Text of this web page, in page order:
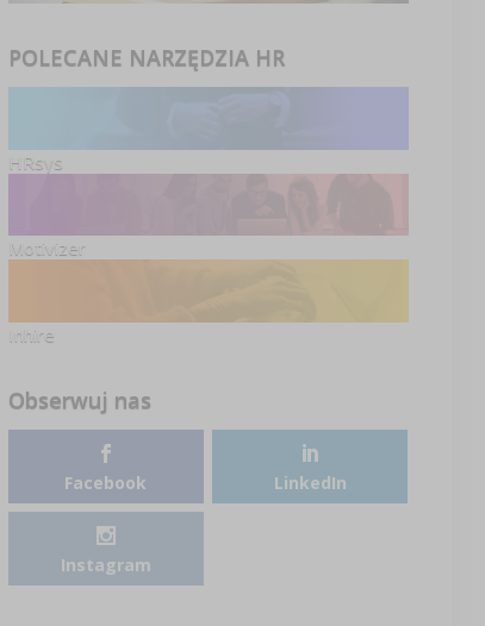
POLECANE NARZĘDZIA HR
HRsys
Motivizer
Inhire
Obserwuj nas
Facebook LinkedIn
Instagram